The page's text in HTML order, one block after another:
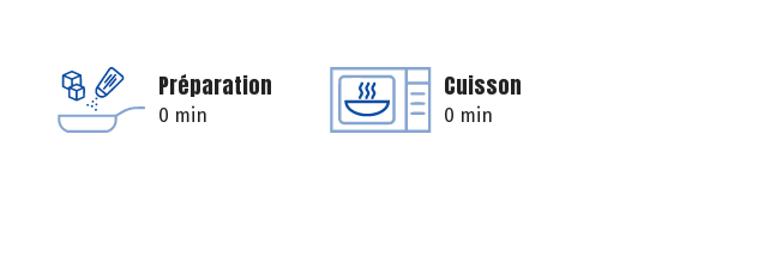
Préparation
0 min
Cuisson
0 min